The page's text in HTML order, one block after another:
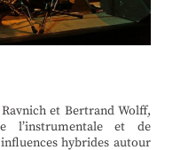
et Bertrand Wolff,
l’instrumentale et de
hybrides autour